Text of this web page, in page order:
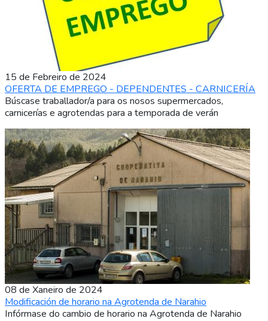
15 de Febreiro de 2024
OFERTA DE EMPREGO - DEPENDENTES - CARNICERÍA
Búscase traballador/a para os nosos supermercados,
carnicerías e agrotendas para a temporada de verán
08 de Xaneiro de 2024
Modificación de horario na Agrotenda de Narahio
Infórmase do cambio de horario na Agrotenda de Narahio